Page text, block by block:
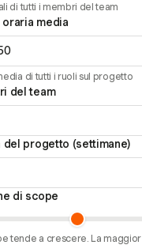
di tutti i membri del team
oraria media
di tutti i ruoli sul progetto
del team
del progetto (settimane)
di scope
tende a crescere. La